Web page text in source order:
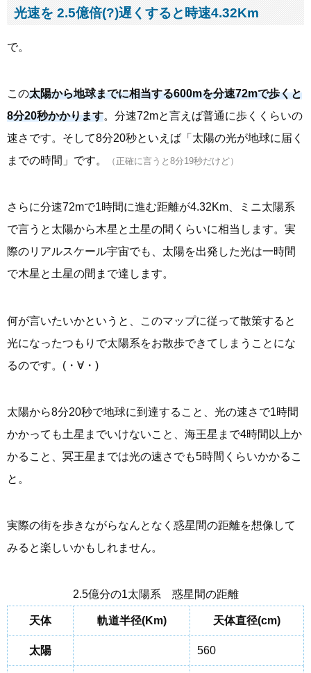
光速を 2.5億倍(?)遅くすると時速4.32Km
で。
この太陽から地球までに相当する600mを分速72mで歩くと
8分20秒かかります。分速72mと言えば普通に歩くくらいの
速さです。そして8分20秒といえば「太陽の光が地球に届く
までの時間」です。
（正確に言うと8分19秒だけど）
さらに分速72mで1時間に進む距離が4.32Km、ミニ太陽系
で言うと太陽から木星と土星の間くらいに相当します。実
際のリアルスケール宇宙でも、太陽を出発した光は一時間
で木星と土星の間まで達します。
何が言いたいかというと、このマップに従って散策すると
光になったつもりで太陽系をお散歩できてしまうことにな
るのです。(・∀・)
太陽から8分20秒で地球に到達すること、光の速さで1時間
かかっても土星までいけないこと、海王星まで4時間以上か
かること、冥王星までは光の速さでも5時間くらいかかるこ
と。
実際の街を歩きながらなんとなく惑星間の距離を想像して
みると楽しいかもしれません。
2.5億分の1太陽系 惑星間の距離
天体 軌道半径(Km) 天体直径(cm)
太陽 560